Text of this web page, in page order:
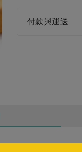
付款與運送